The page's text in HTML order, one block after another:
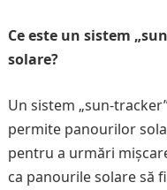
Ce este un sistem
solare?
Un sistem „sun-
permite panourilor
pentru a urmări
ca panourile solare să